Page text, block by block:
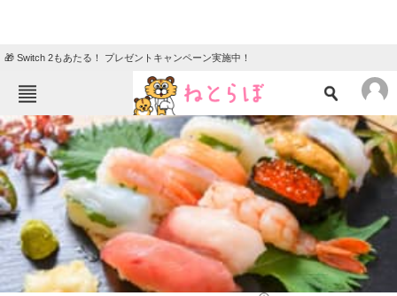
🎁 Switch 2もあたる！ プレゼントキャンペーン実施中！
ねとらぼメニュー
TOP ニュース
エンタメ クイズ
グルメ 地域
住まい 教育・育児
動物 リサーチ